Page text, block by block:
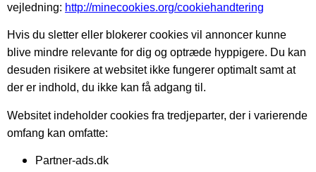
vejledning: http://minecookies.org/cookiehandtering
Hvis du sletter eller blokerer cookies vil annoncer kunne
blive mindre relevante for dig og optræde hyppigere. Du kan
desuden risikere at websitet ikke fungerer optimalt samt at
der er indhold, du ikke kan få adgang til.
Websitet indeholder cookies fra tredjeparter, der i varierende
omfang kan omfatte:
Partner-ads.dk